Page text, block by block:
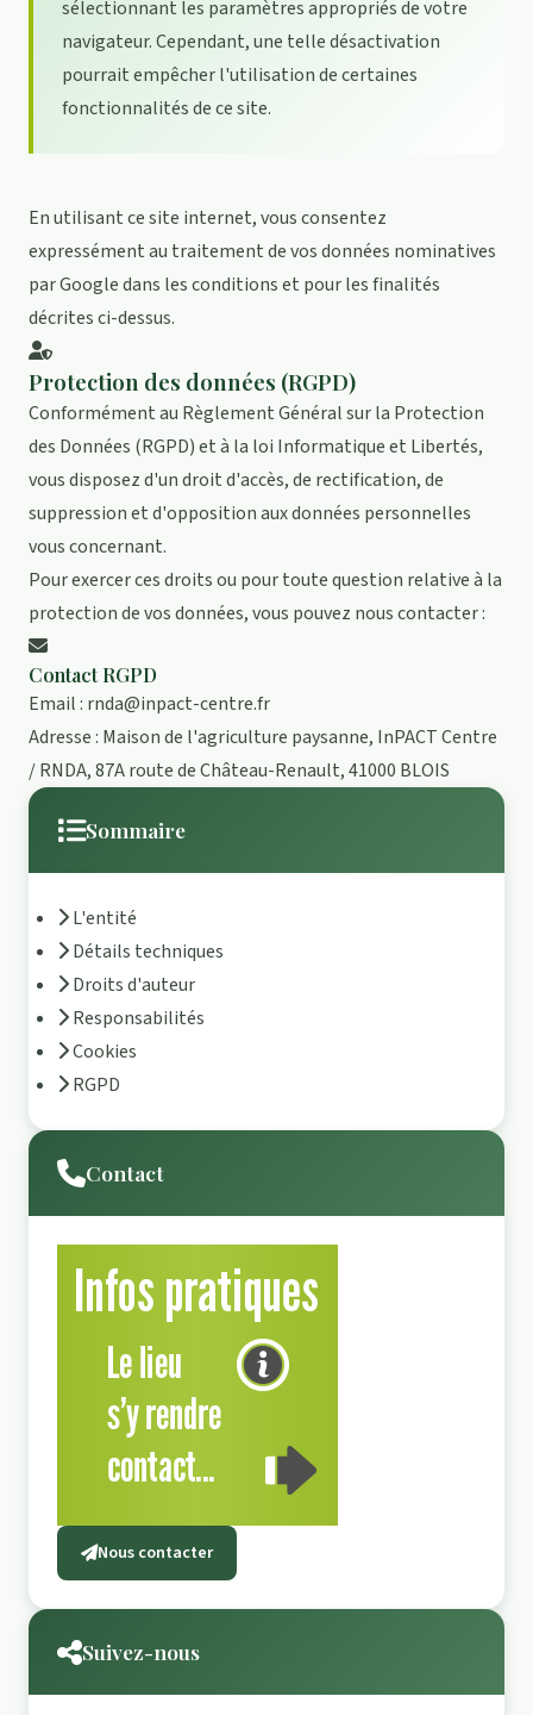
sélectionnant les paramètres appropriés de votre
navigateur. Cependant, une telle désactivation
pourrait empêcher l'utilisation de certaines
fonctionnalités de ce site.
En utilisant ce site internet, vous consentez
expressément au traitement de vos données nominatives
par Google dans les conditions et pour les finalités
décrites ci-dessus.
Protection des données (RGPD)
Conformément au Règlement Général sur la Protection
des Données (RGPD) et à la loi Informatique et Libertés,
vous disposez d'un droit d'accès, de rectification, de
suppression et d'opposition aux données personnelles
vous concernant.
Pour exercer ces droits ou pour toute question relative à la
protection de vos données, vous pouvez nous contacter :
Contact RGPD
Email : rnda@inpact-centre.fr
Adresse : Maison de l'agriculture paysanne, InPACT Centre
/ RNDA, 87A route de Château-Renault, 41000 BLOIS
Sommaire
L'entité
Détails techniques
Droits d'auteur
Responsabilités
Cookies
RGPD
Contact
Nous contacter
Suivez-nous